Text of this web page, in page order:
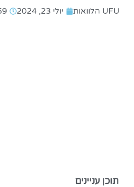
UFU הלוואות יולי 23, 2024
תוכן עניינים